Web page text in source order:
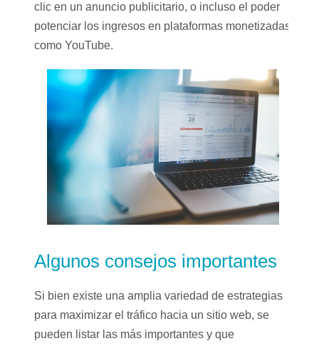
clic en un anuncio publicitario, o incluso el poder
potenciar los ingresos en plataformas monetizadas
como YouTube.
Algunos consejos importantes
Si bien existe una amplia variedad de estrategias
para maximizar el tráfico hacia un sitio web, se
pueden listar las más importantes y que